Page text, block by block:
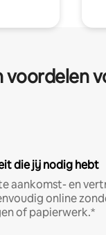
voordelen
die jij nodig hebt
aankomst- en
online
of papierwerk.*